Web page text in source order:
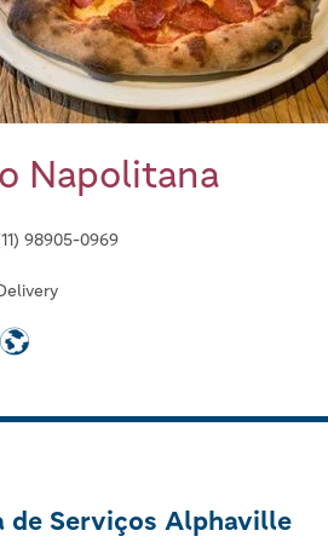
Napolitana
98905-0969
de Serviços Alphaville